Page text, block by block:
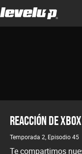
Reacción de
Temporada 2, Episodio 45
Te compartimos